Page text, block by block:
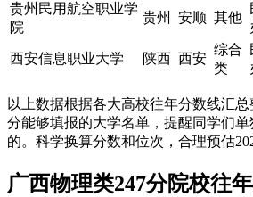
贵州民用航空职业学
院
贵州 安顺 其他
西安信息职业大学 陕西 西安
综合
类
以上数据根据各大高校往年分数线汇
分能够填报的大学名单，提醒同学们
的。科学换算分数和位次，合理预估
广西物理类247分院校往